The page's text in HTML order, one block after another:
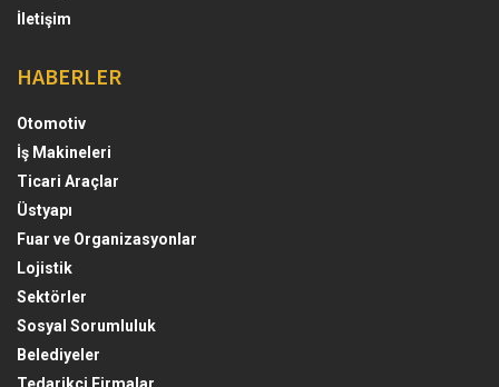
İletişim
HABERLER
Otomotiv
İş Makineleri
Ticari Araçlar
Üstyapı
Fuar ve Organizasyonlar
Lojistik
Sektörler
Sosyal Sorumluluk
Belediyeler
Tedarikçi Firmalar